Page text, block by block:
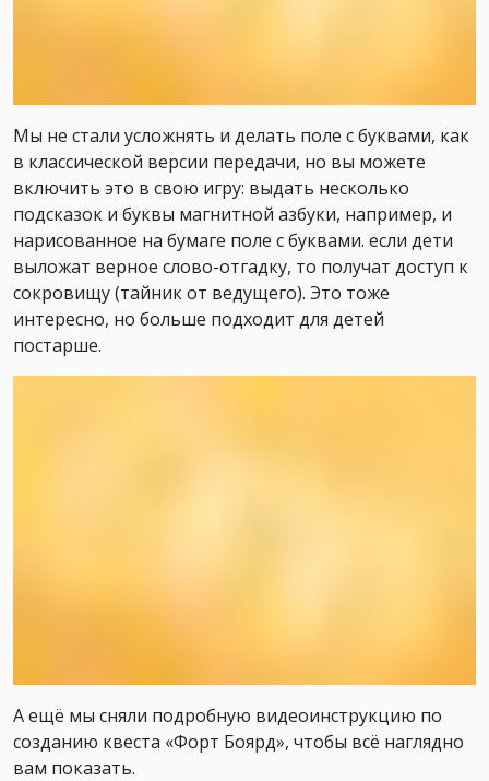
Мы не стали усложнять и делать поле с буквами, как
в классической версии передачи, но вы можете
включить это в свою игру: выдать несколько
подсказок и буквы магнитной азбуки, например, и
нарисованное на бумаге поле с буквами. если дети
выложат верное слово-отгадку, то получат доступ к
сокровищу (тайник от ведущего). Это тоже
интересно, но больше подходит для детей
постарше.
А ещё мы сняли подробную видеоинструкцию по
созданию квеста «Форт Боярд», чтобы всё наглядно
вам показать.